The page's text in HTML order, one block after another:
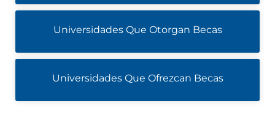
Universidades Que Otorgan Becas
Universidades Que Ofrezcan Becas